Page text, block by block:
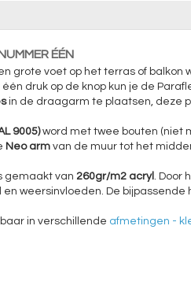
ÉÉN
grote voet op het terras of balkon
druk op de knop kun je de
in de draagarm te plaatsen, deze
9005)word met twee bouten (niet
Neo armvan de muur tot het
gemaakt van 260gr/m2 acryl . Door
weersinvloeden. De
in verschillende afmetingen -